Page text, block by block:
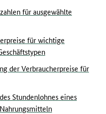
für ausgewählte
für wichtige
der Verbraucherpreise für
Stundenlohnes eines